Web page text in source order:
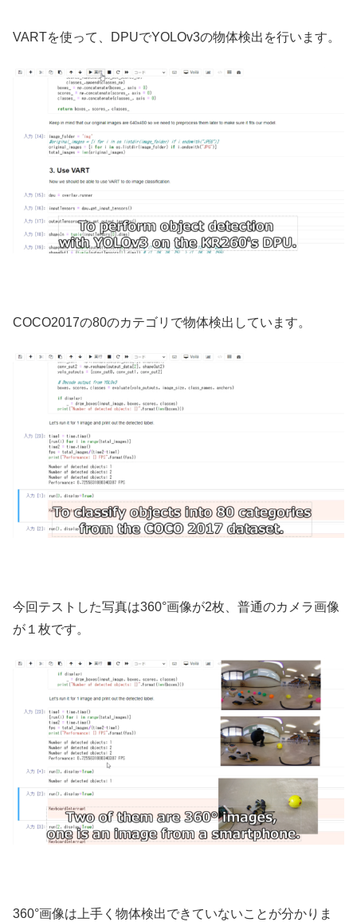
VARTを使って、DPUでYOLOv3の物体検出を行います。
COCO2017の80のカテゴリで物体検出しています。
今回テストした写真は360°画像が2枚、普通のカメラ画像
が１枚です。
360°画像は上手く物体検出できていないことが分かりま